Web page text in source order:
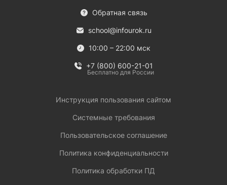
Обратная связь
school@infourok.ru
10:00 – 22:00 мск
+7 (800) 600-21-01
Бесплатно для России
Инструкция пользования сайтом
Системные требования
Пользовательское соглашение
Политика конфиденциальности
Политика обработки ПД